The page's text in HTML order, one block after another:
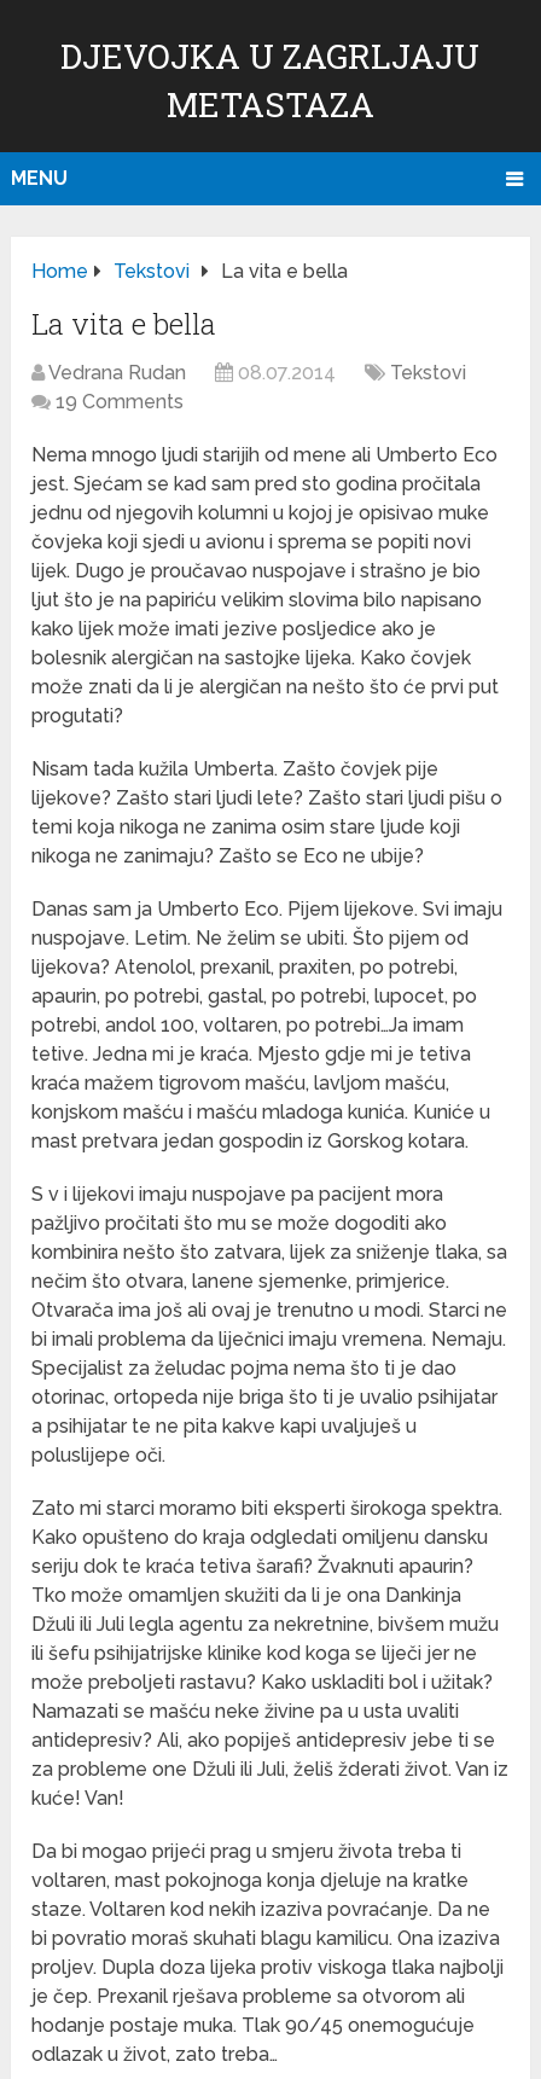
DJEVOJKA U ZAGRLJAJU
METASTAZA
MENU
Home Tekstovi La vita e bella
La vita e bella
Vedrana Rudan 08.07.2014
Tekstovi
19 Comments
Nema mnogo ljudi starijih od mene ali Umberto Eco
jest. Sjećam se kad sam pred sto godina pročitala
jednu od njegovih kolumni u kojoj je opisivao muke
čovjeka koji sjedi u avionu i sprema se popiti novi
lijek. Dugo je proučavao nuspojave i strašno je bio
ljut što je na papiriću velikim slovima bilo napisano
kako lijek može imati jezive posljedice ako je
bolesnik alergičan na sastojke lijeka. Kako čovjek
može znati da li je alergičan na nešto što će prvi put
progutati?
Nisam tada kužila Umberta. Zašto čovjek pije
lijekove? Zašto stari ljudi lete? Zašto stari ljudi pišu o
temi koja nikoga ne zanima osim stare ljude koji
nikoga ne zanimaju? Zašto se Eco ne ubije?
Danas sam ja Umberto Eco. Pijem lijekove. Svi imaju
nuspojave. Letim. Ne želim se ubiti. Što pijem od
lijekova? Atenolol, prexanil, praxiten, po potrebi,
apaurin, po potrebi, gastal, po potrebi, lupocet, po
potrebi, andol 100, voltaren, po potrebi…Ja imam
tetive. Jedna mi je kraća. Mjesto gdje mi je tetiva
kraća mažem tigrovom mašću, lavljom mašću,
konjskom mašću i mašću mladoga kunića. Kuniće u
mast pretvara jedan gospodin iz Gorskog kotara.
S v i lijekovi imaju nuspojave pa pacijent mora
pažljivo pročitati što mu se može dogoditi ako
kombinira nešto što zatvara, lijek za sniženje tlaka, sa
nečim što otvara, lanene sjemenke, primjerice.
Otvarača ima još ali ovaj je trenutno u modi. Starci ne
bi imali problema da liječnici imaju vremena. Nemaju.
Specijalist za želudac pojma nema što ti je dao
otorinac, ortopeda nije briga što ti je uvalio psihijatar
a psihijatar te ne pita kakve kapi uvaljuješ u
poluslijepe oči.
Zato mi starci moramo biti eksperti širokoga spektra.
Kako opušteno do kraja odgledati omiljenu dansku
seriju dok te kraća tetiva šarafi? Žvaknuti apaurin?
Tko može omamljen skužiti da li je ona Dankinja
Džuli ili Juli legla agentu za nekretnine, bivšem mužu
ili šefu psihijatrijske klinike kod koga se liječi jer ne
može preboljeti rastavu? Kako uskladiti bol i užitak?
Namazati se mašću neke živine pa u usta uvaliti
antidepresiv? Ali, ako popiješ antidepresiv jebe ti se
za probleme one Džuli ili Juli, želiš žderati život. Van iz
kuće! Van!
Da bi mogao prijeći prag u smjeru života treba ti
voltaren, mast pokojnoga konja djeluje na kratke
staze. Voltaren kod nekih izaziva povraćanje. Da ne
bi povratio moraš skuhati blagu kamilicu. Ona izaziva
proljev. Dupla doza lijeka protiv viskoga tlaka najbolji
je čep. Prexanil rješava probleme sa otvorom ali
hodanje postaje muka. Tlak 90/45 onemogućuje
odlazak u život, zato treba…